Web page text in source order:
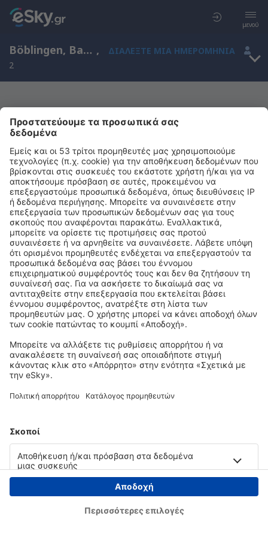
μενού
Böblingen, Baden-Wurttemberg, Γερμανία ,
ΔΙΑΛΈΞΤΕ ΜΙΑ ΗΜΕΡΟΜΗΝΊΑ
2
Μας συγχωρείτε, δεν υπάρχουν
αποτελέσματα για την αναζήτησή σας
Προσπαθήστε να κάνετε αναζήτηση με διαφορετικά κριτήρια
Copyright © eSky.gr. Με την επιφύλαξη παντός νομίμου δικαιώματος.